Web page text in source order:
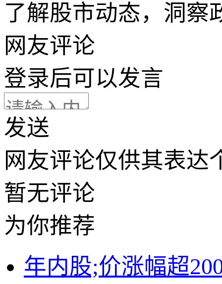
了解股市动态，洞察
网友评论
登录后可以发言
发送
网友评论仅供其表达
暂无评论
为你推荐
年内股;价涨幅超